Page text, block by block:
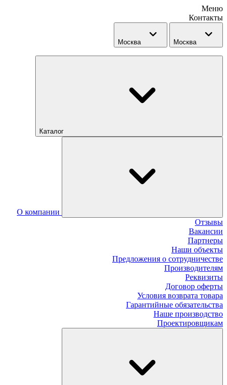
Меню
Контакты
Москва Москва
Каталог
О компании
Отзывы
Вакансии
Партнеры
Наши объекты
Предложения о сотрудничестве
Производителям
Реквизиты
Договор оферты
Условия возврата товара
Гарантийные обязательства
Наше производство
Проектировщикам